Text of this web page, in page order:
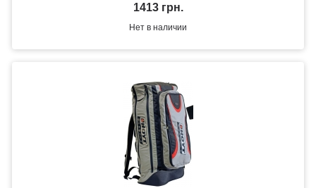
1413 грн.
Нет в наличии